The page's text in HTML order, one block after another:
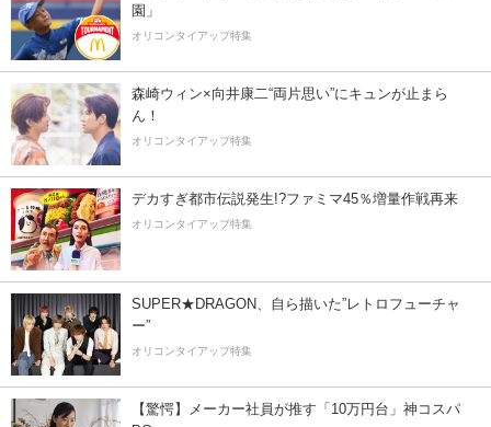
園」
オリコンタイアップ特集
森崎ウィン×向井康二“両片思い”にキュンが止まら
ん！
オリコンタイアップ特集
デカすぎ都市伝説発生!?ファミマ45％増量作戦再来
オリコンタイアップ特集
SUPER★DRAGON、自ら描いた”レトロフューチャ
ー”
オリコンタイアップ特集
【驚愕】メーカー社員が推す「10万円台」神コスパ